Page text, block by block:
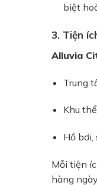
biệt
3. Tiện
Alluvia
Trung
Khu
Hồ
Mỗi tiện
hàng